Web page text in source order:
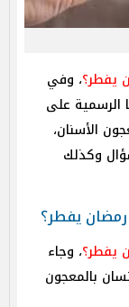
يفطر؟، وفي
الرسمية على
الأسنان،
وكذلك
يفطر؟
يفطر؟، وجاء
بالمعجون